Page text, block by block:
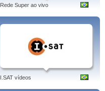
Rede Super ao vivo
I.SAT vídeos